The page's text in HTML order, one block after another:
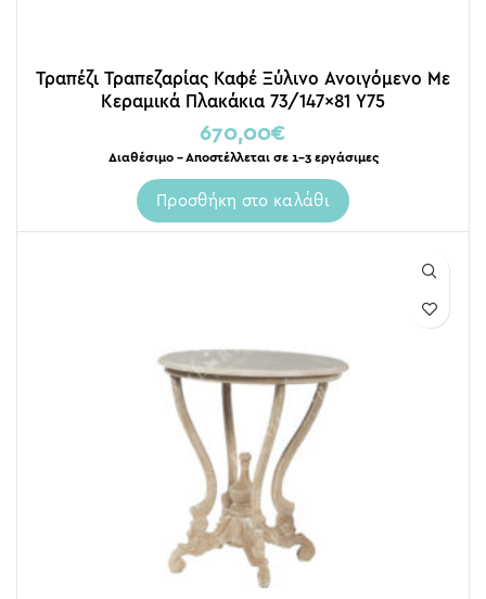
Τραπέζι Τραπεζαρίας Καφέ Ξύλινο Ανοιγόμενο Με
Κεραμικά Πλακάκια 73/147×81 Υ75
670,00€
Διαθέσιμο – Αποστέλλεται σε 1-3 εργάσιμες
Προσθήκη στο καλάθι